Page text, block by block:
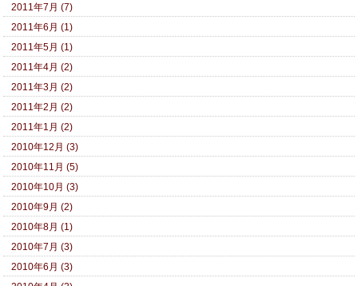
2011年7月 (7)
2011年6月 (1)
2011年5月 (1)
2011年4月 (2)
2011年3月 (2)
2011年2月 (2)
2011年1月 (2)
2010年12月 (3)
2010年11月 (5)
2010年10月 (3)
2010年9月 (2)
2010年8月 (1)
2010年7月 (3)
2010年6月 (3)